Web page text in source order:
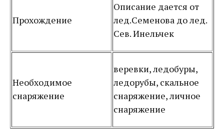
Прохождение
Описание дается от
лед.Семенова до лед.
Сев. Инельчек
Необходимое
снаряжение
веревки, ледобуры,
ледорубы, скальное
снаряжение, личное
снаряжение